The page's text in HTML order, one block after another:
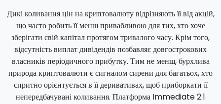
Дикі коливання цін на криптовалюту відрізняють її від акцій,
що часто робить її менш привабливою для тих, хто хоче
зберігати свій капітал протягом тривалого часу. Крім того,
відсутність виплат дивідендів позбавляє довгострокових
власників періодичного прибутку. Тим не менш, бурхлива
природа криптовалюти є сигналом сирени для багатьох, хто
спритно орієнтується в її деривативах, щоб приборкати її
непередбачувані коливання. Платформа Immediate 2.1